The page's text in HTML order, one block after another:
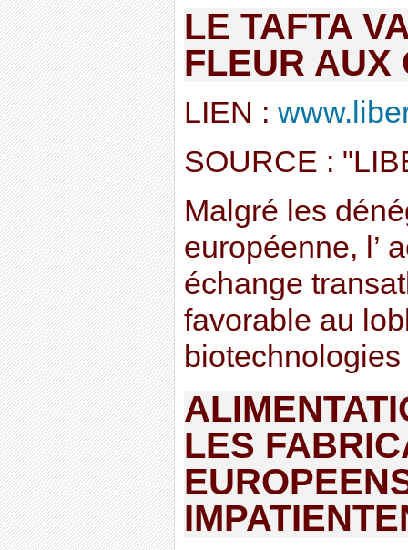
LE TAFTA
FLEUR AUX
LIEN :
SOURCE :
Malgré les
européenne, l’
échange
favorable au
biotechnologies
LES